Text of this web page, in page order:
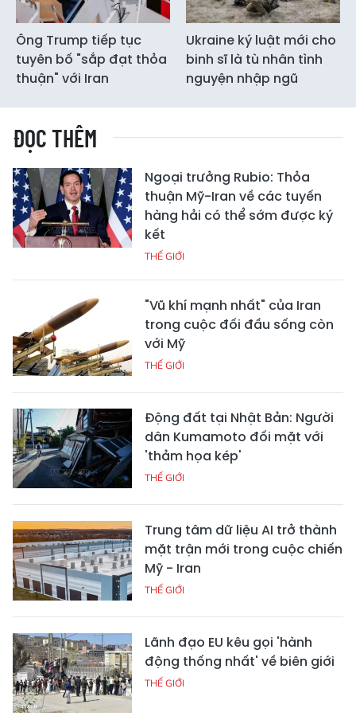
Ông Trump tiếp tục
tuyên bố "sắp đạt thỏa
thuận" với Iran
Ukraine ký luật mới cho
binh sĩ là tù nhân tình
nguyện nhập ngũ
ĐỌC THÊM
Ngoại trưởng Rubio: Thỏa
thuận Mỹ-Iran về các tuyến
hàng hải có thể sớm được ký
kết
THẾ GIỚI
"Vũ khí mạnh nhất" của Iran
trong cuộc đối đầu sống còn
với Mỹ
THẾ GIỚI
Động đất tại Nhật Bản: Người
dân Kumamoto đối mặt với
'thảm họa kép'
THẾ GIỚI
Trung tâm dữ liệu AI trở thành
mặt trận mới trong cuộc chiến
Mỹ - Iran
THẾ GIỚI
Lãnh đạo EU kêu gọi 'hành
động thống nhất' về biên giới
THẾ GIỚI